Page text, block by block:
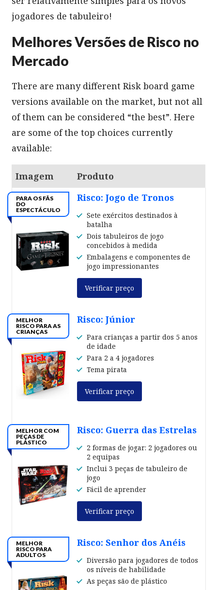
jogadores de tabuleiro!
Melhores Versões de Risco no
Mercado
There are many different Risk board game
versions available on the market, but not all
of them can be considered “the best”. Here
are some of the top choices currently
available:
Imagem Produto
PARA OS FÃS
DO
ESPECTÁCULO
Risco: Jogo de Tronos
Sete exércitos destinados à
batalha
Dois tabuleiros de jogo
concebidos à medida
Embalagens e componentes de
jogo impressionantes
Verificar preço
MELHOR
RISCO PARA AS
CRIANÇAS
Risco: Júnior
Para crianças a partir dos 5 anos
de idade
Para 2 a 4 jogadores
Tema pirata
Verificar preço
MELHOR COM
PEÇAS DE
PLÁSTICO
Risco: Guerra das Estrelas
2 formas de jogar: 2 jogadores ou
2 equipas
Inclui 3 peças de tabuleiro de
jogo
Fácil de aprender
Verificar preço
MELHOR
RISCO PARA
ADULTOS
Risco: Senhor dos Anéis
Diversão para jogadores de todos
os níveis de habilidade
As peças são de plástico